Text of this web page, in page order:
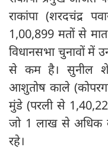
राकांपा (शरदचंद्र
1,00,899 मतों से
विधानसभा चुनावों में
से कम है। सुनील
आशुतोष काले
मुंडे (परली से
जो 1 लाख से अधिक
रहे।